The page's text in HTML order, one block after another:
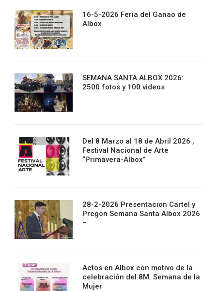
16-5-2026 Feria del Ganao de
Albox
SEMANA SANTA ALBOX 2026:
2500 fotos y 100 videos
Del 8 Marzo al 18 de Abril 2026 ,
Festival Nacional de Arte
“Primavera-Albox”
28-2-2026 Presentacion Cartel y
Pregon Semana Santa Albox 2026
–
Actos en Albox con motivo de la
celebración del 8M. Semana de la
Mujer